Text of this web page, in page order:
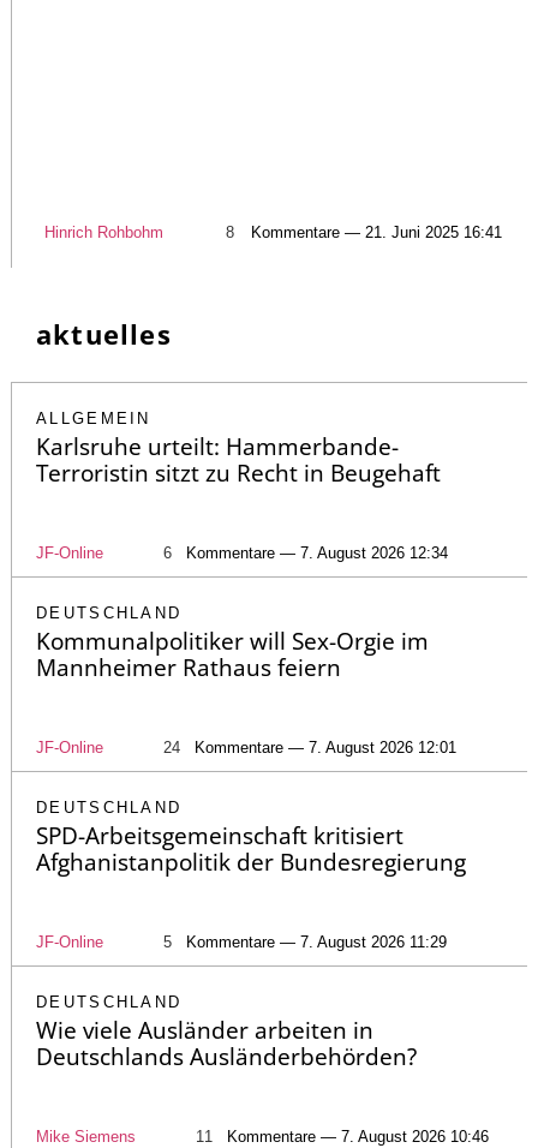
Hinrich Rohbohm 8 Kommentare — 21. Juni 2025 16:41
aktuelles
ALLGEMEIN
Karlsruhe urteilt: Hammerbande-
Terroristin sitzt zu Recht in Beugehaft
JF-Online 6 Kommentare — 7. August 2026 12:34
DEUTSCHLAND
Kommunalpolitiker will Sex-Orgie im
Mannheimer Rathaus feiern
JF-Online 24 Kommentare — 7. August 2026 12:01
DEUTSCHLAND
SPD-Arbeitsgemeinschaft kritisiert
Afghanistanpolitik der Bundesregierung
JF-Online 5 Kommentare — 7. August 2026 11:29
DEUTSCHLAND
Wie viele Ausländer arbeiten in
Deutschlands Ausländerbehörden?
Mike Siemens 11 Kommentare — 7. August 2026 10:46